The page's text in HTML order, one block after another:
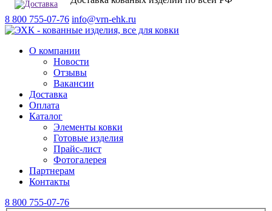
8 800 755-07-76 info@vrn-ehk.ru
О компании
Новости
Отзывы
Вакансии
Доставка
Оплата
Каталог
Элементы ковки
Готовые изделия
Прайс-лист
Фотогалерея
Партнерам
Контакты
8 800 755-07-76